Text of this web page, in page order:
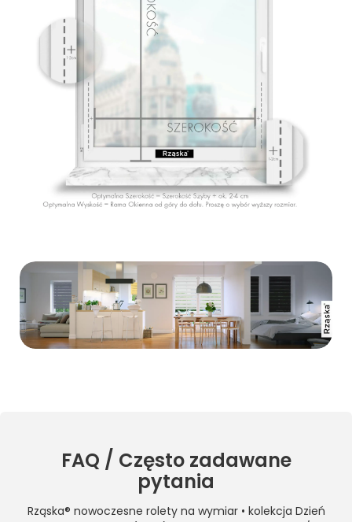
FAQ / Często zadawane
pytania
Rząska® nowoczesne rolety na wymiar • kolekcja Dzień